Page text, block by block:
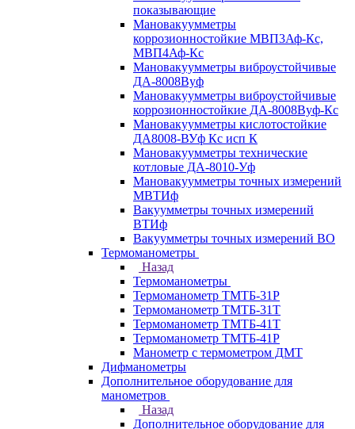
показывающие
Мановакуумметры
коррозионностойкие МВП3Аф-Кс,
МВП4Аф-Кс
Мановакуумметры виброустойчивые
ДА-8008Вуф
Мановакуумметры виброустойчивые
коррозионностойкие ДА-8008Вуф-Кс
Мановакуумметры кислотостойкие
ДА8008-ВУф Кс исп К
Мановакуумметры технические
котловые ДА-8010-Уф
Мановакуумметры точных измерений
МВТИф
Вакуумметры точных измерений
ВТИф
Вакуумметры точных измерений ВО
Термоманометры
Назад
Термоманометры
Термоманометр ТМТБ-31Р
Термоманометр ТМТБ-31Т
Термоманометр ТМТБ-41Т
Термоманометр ТМТБ-41Р
Манометр с термометром ДМТ
Дифманометры
Дополнительное оборудование для
манометров
Назад
Дополнительное оборудование для